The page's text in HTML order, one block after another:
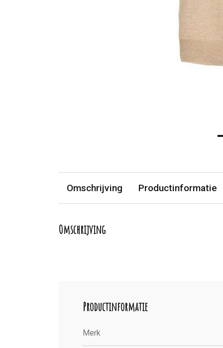
Omschrijving Productinformatie
Omschrijving
Productinformatie
Merk